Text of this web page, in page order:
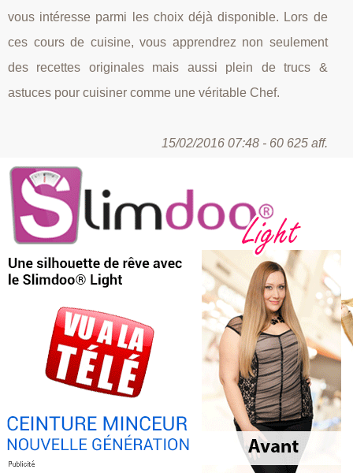
vous intéresse parmi les choix déjà disponible. Lors de
ces cours de cuisine, vous apprendrez non seulement
des recettes originales mais aussi plein de trucs &
astuces pour cuisiner comme une véritable Chef.
15/02/2016 07:48 - 60 625 aff.